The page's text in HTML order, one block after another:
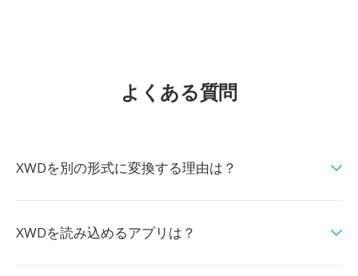
よくある質問
XWDを別の形式に変換する理由は？
XWDを読み込めるアプリは？